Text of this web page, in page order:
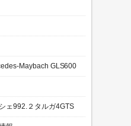
Maybach GLS600
ェ992.２タルガ4GTS